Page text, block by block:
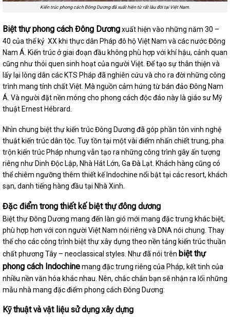
Kiến trúc phong cách Đông Dương đã xuất hiện từ rất lâu đời tại Việt Nam.
Biệt thự phong cách Đông Dươngxuất hiện vào những năm 30 –
40 của thế kỷ XX khi thực dân Pháp đô hộ Việt Nam và các nước Đông
Nam Á. Kiến trúc ở giai đoạn đầu không phù hợp với khí hậu, cảnh quan
cũng như thói quen sinh hoạt của người Việt. Để tạo sự thân thiện và
lấy lại lòng dân các KTS Pháp đã nghiên cứu và cho ra đời những công
trình mang tính chất Việt. Mà nguồn cảm hứng từ bán đảo Đông Nam
Á. Và người đặt nền móng cho phong cách độc đáo này là giáo sư Mỹ
thuật Ernest Hébrard.
Nhìn chung biệt thự kiến trúc Đông Dương đã góp phần tôn vinh nghệ
thuật kiến trúc dân tộc. Tuy tồn tại một vài điểm nhấn chiết trung, pha
trộn kiến trúc Pháp nhưng vẫn tạo ra những công trình gây ấn tượng
riêng như Dinh Độc Lập, Nhà Hát Lớn, Ga Đà Lạt. Khách hàng cũng có
thể chiêm ngưỡng thêm thiết kế Indochine nổi bật tại các resort, khách
sạn, danh tiếng hàng đầu tại Nhà Xinh.
Đặc điểm trong thiết kế biệt thự đông dương
Biệt thự Đông Dương mang đến làn gió mới mang đặc trưng khác biệt,
phù hợp hơn với con người Việt Nam nói riêng và DNA nói chung. Thay
thế cho các công trình biệt thự xây dựng theo nền tảng kiến trúc thuần
chất phương Tây – neoclassical styles. Như đã nói trên biệt thự
phong cách Indochinemang đặc trưng riêng của Pháp, kết tinh của
nhiều nền văn hóa khác nhau. Nên, chắc chắn bạn sẽ nhận ra lối những
mẫu nhà mang đặc điểm phong cách Đông Dương:
Kỹ thuật và vật liệu sử dụng xây dựng